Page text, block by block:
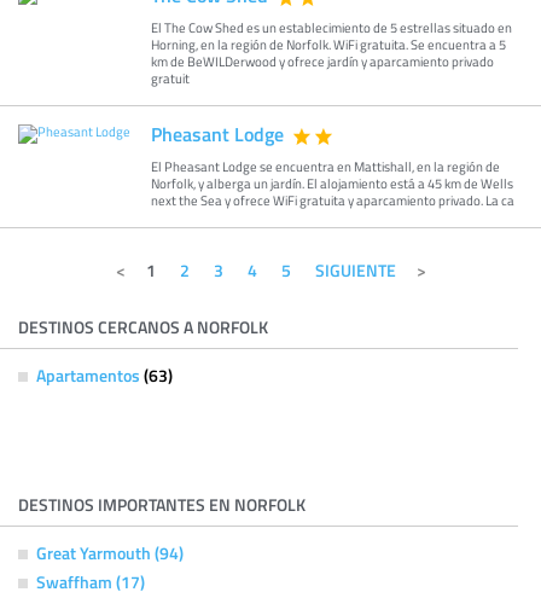
El The Cow Shed es un establecimiento de 5 estrellas situado en
Horning, en la región de Norfolk. WiFi gratuita. Se encuentra a 5
km de BeWILDerwood y ofrece jardín y aparcamiento privado
gratuit
Pheasant Lodge
El Pheasant Lodge se encuentra en Mattishall, en la región de
Norfolk, y alberga un jardín. El alojamiento está a 45 km de Wells
next the Sea y ofrece WiFi gratuita y aparcamiento privado. La ca
1 2 3 4 5 SIGUIENTE
DESTINOS CERCANOS A NORFOLK
Apartamentos (63)
DESTINOS IMPORTANTES EN NORFOLK
Great Yarmouth (94)
Swaffham (17)